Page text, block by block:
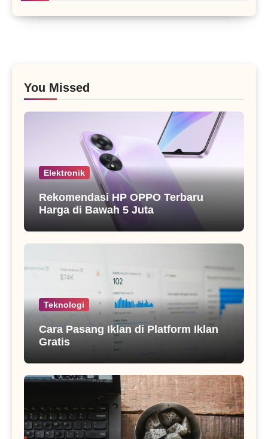
You Missed
Elektronik
Rekomendasi HP OPPO Terbaru
Harga di Bawah 5 Juta
Teknologi
Cara Pasang Iklan di Platform Iklan
Gratis